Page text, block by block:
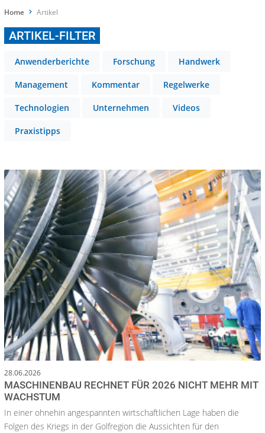
Home Artikel
ARTIKEL-FILTER
Anwenderberichte Forschung Handwerk
Management Kommentar Regelwerke
Technologien Unternehmen Videos
Praxistipps
28.06.2026
MASCHINENBAU RECHNET FÜR 2026 NICHT MEHR MIT
WACHSTUM
In einer ohnehin angespannten wirtschaftlichen Lage haben die
Folgen des Kriegs in der Golfregion die Aussichten für den